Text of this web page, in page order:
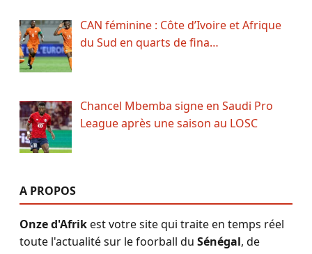
CAN féminine : Côte d’Ivoire et Afrique
du Sud en quarts de fina…
Chancel Mbemba signe en Saudi Pro
League après une saison au LOSC
A PROPOS
Onze d'Afrikest votre site qui traite en temps réel
toute l'actualité sur le foorball du Sénégal, de